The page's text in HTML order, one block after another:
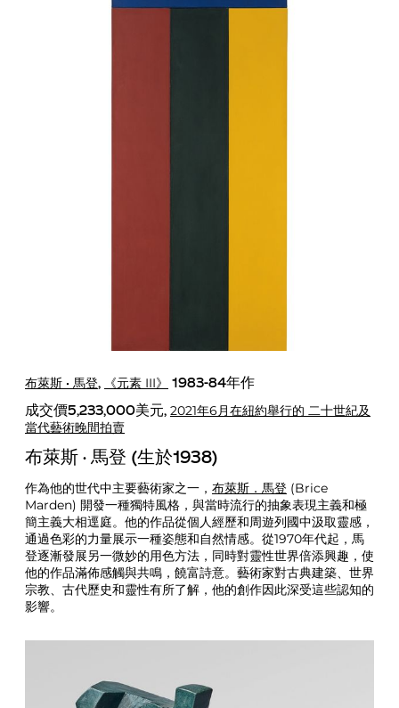
布萊斯 · 馬登, 《元素 III》
1983-84年作
成交價5,233,000美元, 2021年6月在紐約舉行的 二十世紀及
當代藝術晚間拍賣
布萊斯 · 馬登 (生於1938)
作為他的世代中主要藝術家之一， 布萊斯．馬登 (Brice
Marden) 開發一種獨特風格，與當時流行的抽象表現主義和極
簡主義大相逕庭。他的作品從個人經歷和周遊列國中汲取靈感，
通過色彩的力量展示一種姿態和自然情感。從1970年代起，馬
登逐漸發展另一微妙的用色方法，同時對靈性世界倍添興趣，使
他的作品滿佈感觸與共鳴，饒富詩意。藝術家對古典建築、世界
宗教、古代歷史和靈性有所了解，他的創作因此深受這些認知的
影響。